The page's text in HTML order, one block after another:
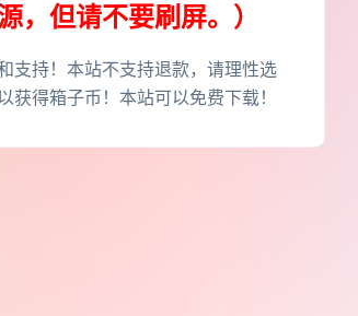
，但请不要刷屏。）
支持！本站不支持退款，请理性选
获得箱子币！本站可以免费下载！